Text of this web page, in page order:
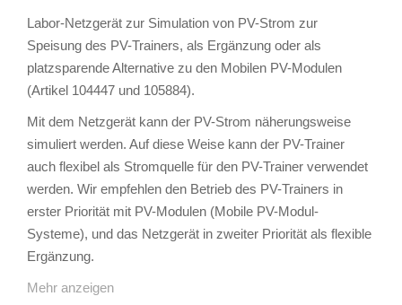
Labor-Netzgerät zur Simulation von PV-Strom zur
Speisung des PV-Trainers, als Ergänzung oder als
platzsparende Alternative zu den Mobilen PV-Modulen
(Artikel 104447 und 105884).
Mit dem Netzgerät kann der PV-Strom näherungsweise
simuliert werden. Auf diese Weise kann der PV-Trainer
auch flexibel als Stromquelle für den PV-Trainer verwendet
werden. Wir empfehlen den Betrieb des PV-Trainers in
erster Priorität mit PV-Modulen (Mobile PV-Modul-
Systeme), und das Netzgerät in zweiter Priorität als flexible
Ergänzung.
Mehr anzeigen